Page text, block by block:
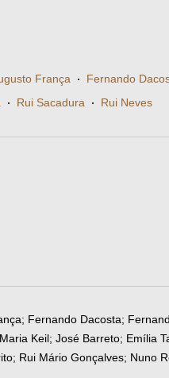
França · Fernando
· Rui Sacadura · Rui Neves
Fernando Dacosta;
Keil; José Barreto; Emília
Rui Mário Gonçalves; Nuno